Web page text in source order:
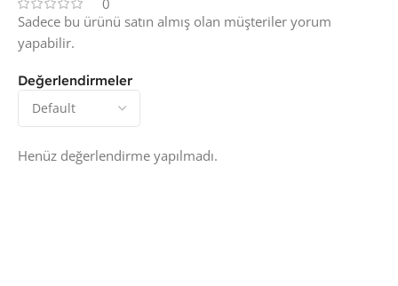
0
Değerlendirmeler
Henüz değerlendirme yapılmadı.
Sadece bu ürünü satın almış olan müşteriler yorum
yapabilir.